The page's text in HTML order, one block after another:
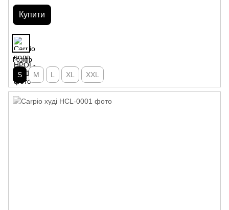
Купити
Розмір
S M L XL XXL